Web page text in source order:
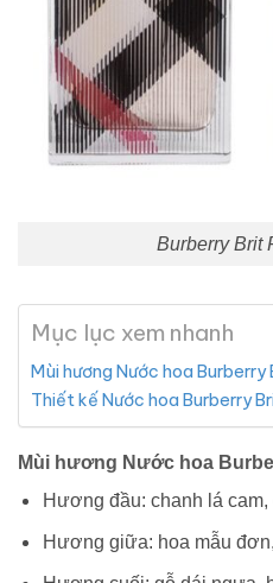
Burberry Brit
Mục lục xem nhanh
Mùi hương Nước hoa Burberry
Thiết kế Nước hoa Burberry
Mùi hương Nước hoa
Hương đầu: chanh lá
Hương giữa: hoa mẫu